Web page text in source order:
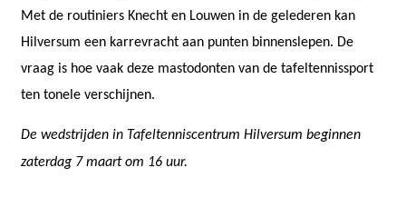
Met de routiniers Knecht en Louwen in de gelederen kan
Hilversum een karrevracht aan punten binnenslepen. De
vraag is hoe vaak deze mastodonten van de tafeltennissport
ten tonele verschijnen.
De wedstrijden in Tafeltenniscentrum Hilversum beginnen
zaterdag 7 maart om 16 uur.